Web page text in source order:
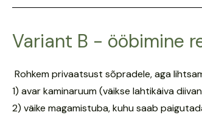
Variant B - ööbimine
Rohkem privaatsust sõpradele, aga
1) avar kaminaruum (väikse lahtikäiva
2) väike magamistuba, kuhu saab